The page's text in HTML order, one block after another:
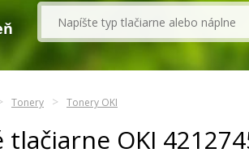
Tonery Tonery OKI
tlačiarne OKI